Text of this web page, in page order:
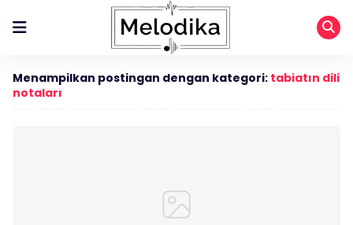
Menampilkan postingan dengan kategori: tabiatın dili
notaları